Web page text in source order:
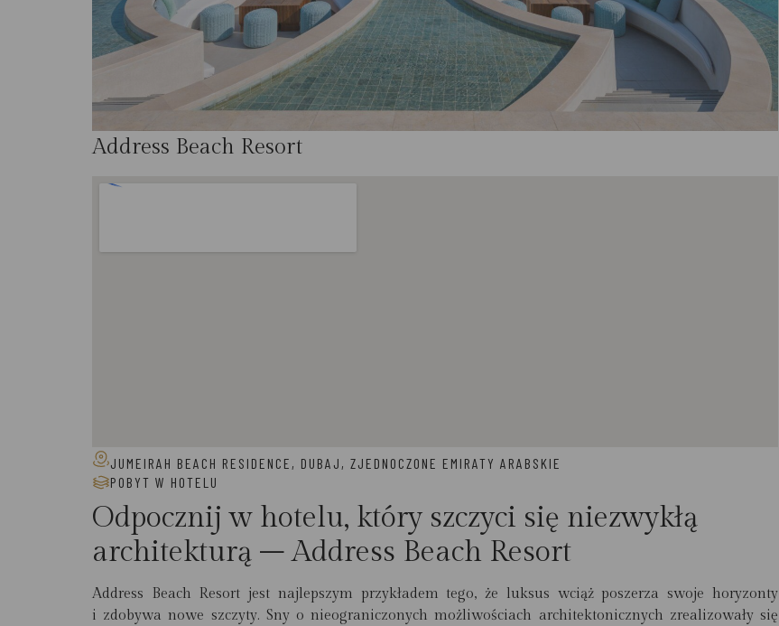
Address Beach Resort
JUMEIRAH BEACH RESIDENCE, DUBAJ, ZJEDNOCZONE EMIRATY ARABSKIE
POBYT W HOTELU
Odpocznij w hotelu, który szczyci się niezwykłą
architekturą – Address Beach Resort
Address Beach Resort jest najlepszym przykładem tego, że luksus wciąż poszerza swoje horyzonty
i zdobywa nowe szczyty. Sny o nieograniczonych możliwościach architektonicznych zrealizowały się